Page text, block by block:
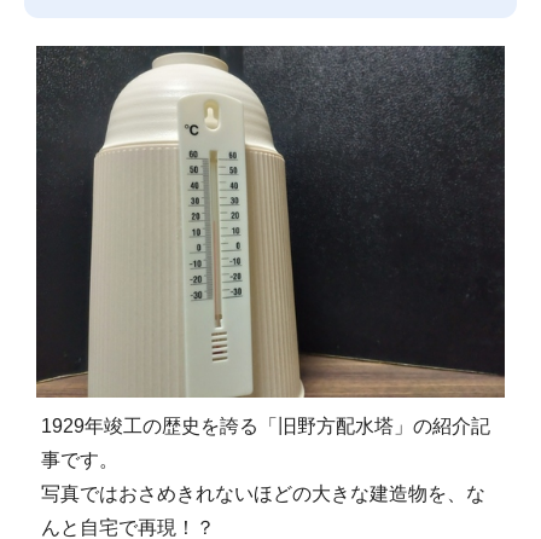
1929年竣工の歴史を誇る「旧野方配水塔」の紹介記
事です。
写真ではおさめきれないほどの大きな建造物を、な
んと自宅で再現！？